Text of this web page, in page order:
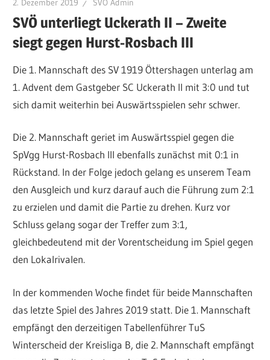
2. Dezember 2019 SVÖ Admin
SVÖ unterliegt Uckerath II – Zweite
siegt gegen Hurst-Rosbach III
Die 1. Mannschaft des SV 1919 Öttershagen unterlag am
1. Advent dem Gastgeber SC Uckerath II mit 3:0 und tut
sich damit weiterhin bei Auswärtsspielen sehr schwer.
Die 2. Mannschaft geriet im Auswärtsspiel gegen die
SpVgg Hurst-Rosbach III ebenfalls zunächst mit 0:1 in
Rückstand. In der Folge jedoch gelang es unserem Team
den Ausgleich und kurz darauf auch die Führung zum 2:1
zu erzielen und damit die Partie zu drehen. Kurz vor
Schluss gelang sogar der Treffer zum 3:1,
gleichbedeutend mit der Vorentscheidung im Spiel gegen
den Lokalrivalen.
In der kommenden Woche findet für beide Mannschaften
das letzte Spiel des Jahres 2019 statt. Die 1. Mannschaft
empfängt den derzeitigen Tabellenführer TuS
Winterscheid der Kreisliga B, die 2. Mannschaft empfängt